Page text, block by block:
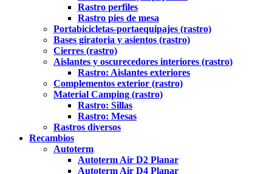
Rastro perfiles
Rastro pies de mesa
Portabicicletas-portaequipajes (rastro)
Bases giratoria y asientos (rastro)
Cierres (rastro)
Aislantes y oscurecedores interiores (rastro)
Rastro: Aislantes exteriores
Complementos exterior (rastro)
Material Camping (rastro)
Rastro: Sillas
Rastro: Mesas
Rastros diversos
Recambios
Autoterm
Autoterm Air D2 Planar
Autoterm Air D4 Planar